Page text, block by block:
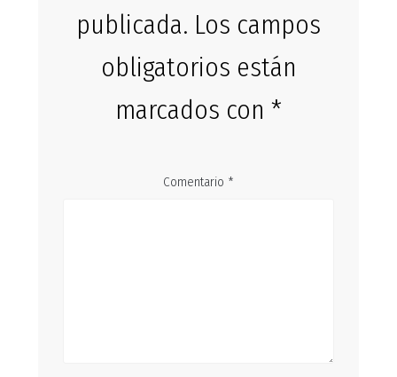
publicada. Los campos
obligatorios están
marcados con *
Comentario *